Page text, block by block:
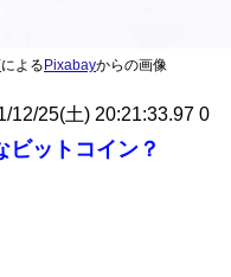
による Pixabayからの画像
12/25(土) 20:21:33.97 0
ビットコイン？